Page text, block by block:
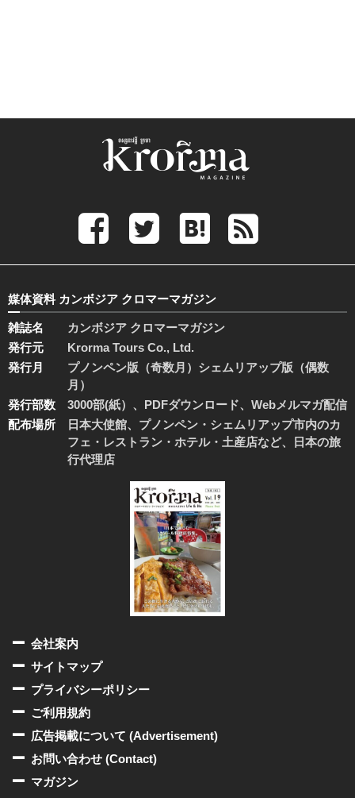
媒体資料 カンボジア クロマーマガジン
雑誌名
カンボジア クロマーマガジン
発行元
Krorma Tours Co., Ltd.
発行月
プノンペン版（奇数月）シェムリアップ版（偶数
月）
発行部数
3000部(紙）、PDFダウンロード、Webメルマガ配信
配布場所
日本大使館、プノンペン・シェムリアップ市内のカ
フェ・レストラン・ホテル・土産店など、日本の旅
行代理店
会社案内
サイトマップ
プライバシーポリシー
ご利用規約
広告掲載について (Advertisement)
お問い合わせ (Contact)
マガジン